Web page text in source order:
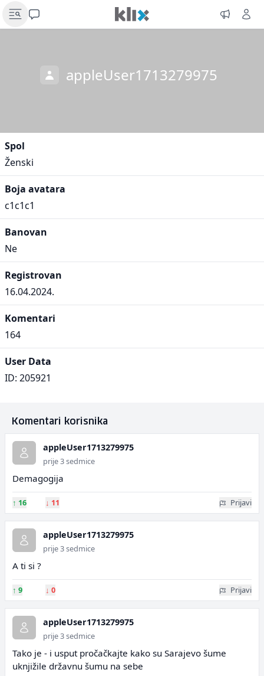
appleUser1713279975
Spol
Ženski
Boja avatara
c1c1c1
Banovan
Ne
Registrovan
16.04.2024.
Komentari
164
User Data
ID: 205921
Komentari korisnika
appleUser1713279975
prije 3 sedmice
Demagogija
↑ 16 ↓ 11 Prijavi
appleUser1713279975
prije 3 sedmice
A ti si ?
↑ 9 ↓ 0 Prijavi
appleUser1713279975
prije 3 sedmice
Tako je - i usput pročačkajte kako su Sarajevo šume
uknjižile državnu šumu na sebe